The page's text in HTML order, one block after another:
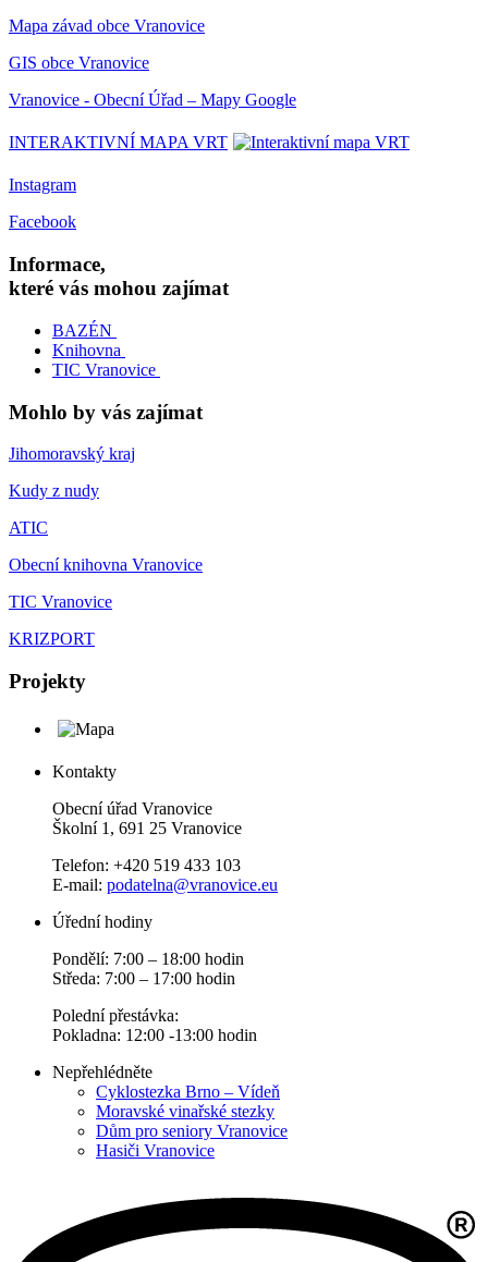
Mapa závad obce Vranovice
GIS obce Vranovice
Vranovice - Obecní Úřad – Mapy Google
INTERAKTIVNÍ MAPA VRT
Instagram
Facebook
Informace,
které vás mohou zajímat
BAZÉN
Knihovna
TIC Vranovice
Mohlo by vás zajímat
Jihomoravský kraj
Kudy z nudy
ATIC
Obecní knihovna Vranovice
TIC Vranovice
KRIZPORT
Projekty
Kontakty
Obecní úřad Vranovice
Školní 1, 691 25 Vranovice
Telefon: +420 519 433 103
E-mail: podatelna@vranovice.eu
Úřední hodiny
Pondělí: 7:00 – 18:00 hodin
Středa: 7:00 – 17:00 hodin
Polední přestávka:
Pokladna: 12:00 -13:00 hodin
Nepřehlédněte
Cyklostezka Brno – Vídeň
Moravské vinařské stezky
Dům pro seniory Vranovice
Hasiči Vranovice